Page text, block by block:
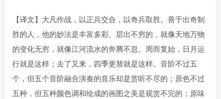
【译文】大凡作战，以正兵交合，以奇兵取胜。善于出奇制
胜的人，他的妙法是丰富多彩、层出不穷的，就像天地万物
的变化无穷，就像江河流水的奔腾不息。周而复始，日月运
行就是这样；去了又来，四季更替就是这样。音阶不过五
个，但五个音阶融合演奏的音乐却是赏听不尽的；原色不过
五种，但五种颜色调和绘成的画图之美是观赏不完的；原味